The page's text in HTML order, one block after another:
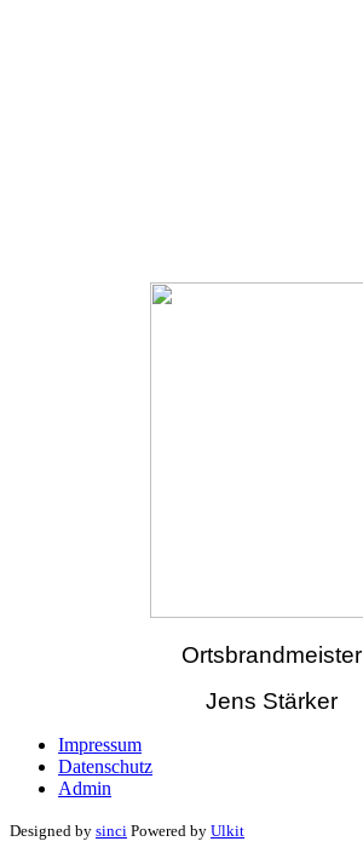
Ortsbrandmeister
Jens Stärker
Impressum
Datenschutz
Admin
Designed by sinci Powered by Ulkit